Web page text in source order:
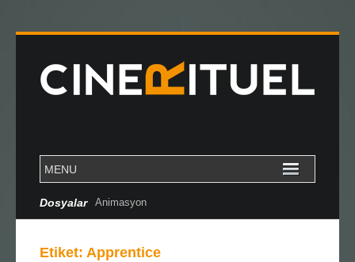
Dosyalar Animasyon
Etiket: Apprentice